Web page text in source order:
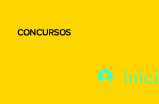
CONCURSOS